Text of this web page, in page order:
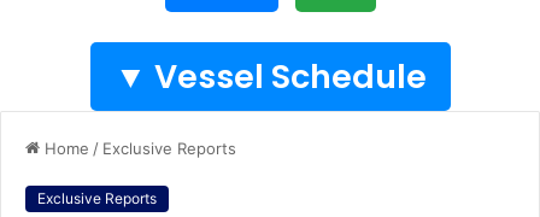
Vessel Schedule ▼
Home / Exclusive Reports
Exclusive Reports